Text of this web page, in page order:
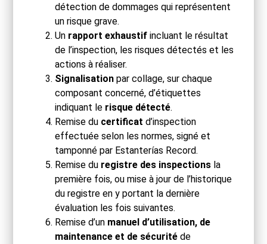
détection de dommages qui représentent
un risque grave.
Un rapport exhaustifincluant le résultat
de l’inspection, les risques détectés et les
actions à réaliser.
Signalisation par collage, sur chaque
composant concerné, d’étiquettes
indiquant le risque détecté.
Remise du certificat d’inspection
effectuée selon les normes, signé et
tamponné par Estanterías Record.
Remise du registre des inspections la
première fois, ou mise à jour de l’historique
du registre en y portant la dernière
évaluation les fois suivantes.
Remise d’un manuel d’utilisation, de
maintenance et de sécurité de